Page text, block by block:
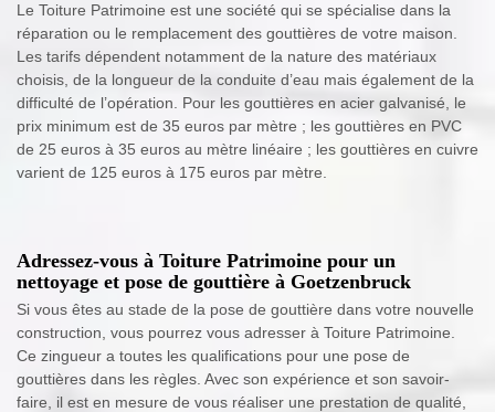
Le Toiture Patrimoine est une société qui se spécialise dans la
réparation ou le remplacement des gouttières de votre maison.
Les tarifs dépendent notamment de la nature des matériaux
choisis, de la longueur de la conduite d’eau mais également de la
difficulté de l’opération. Pour les gouttières en acier galvanisé, le
prix minimum est de 35 euros par mètre ; les gouttières en PVC
de 25 euros à 35 euros au mètre linéaire ; les gouttières en cuivre
varient de 125 euros à 175 euros par mètre.
Adressez-vous à Toiture Patrimoine pour un
nettoyage et pose de gouttière à Goetzenbruck
Si vous êtes au stade de la pose de gouttière dans votre nouvelle
construction, vous pourrez vous adresser à Toiture Patrimoine.
Ce zingueur a toutes les qualifications pour une pose de
gouttières dans les règles. Avec son expérience et son savoir-
faire, il est en mesure de vous réaliser une prestation de qualité,